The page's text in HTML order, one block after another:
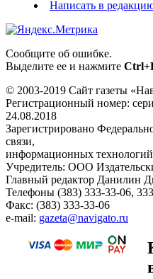
Написать в
Сообщите об ошибке.
Выделите ее и нажмите
© 2003-2019 Сайт газеты
Регистрационный номер:
24.08.2018
Зарегистрировано
связи,
информационных
Учредитель: ООО
Главный редактор Данилин
Телефоны (383) 333-33-06,
Факс: (383) 333-33-06
e-mail: gazeta@navigato.ru